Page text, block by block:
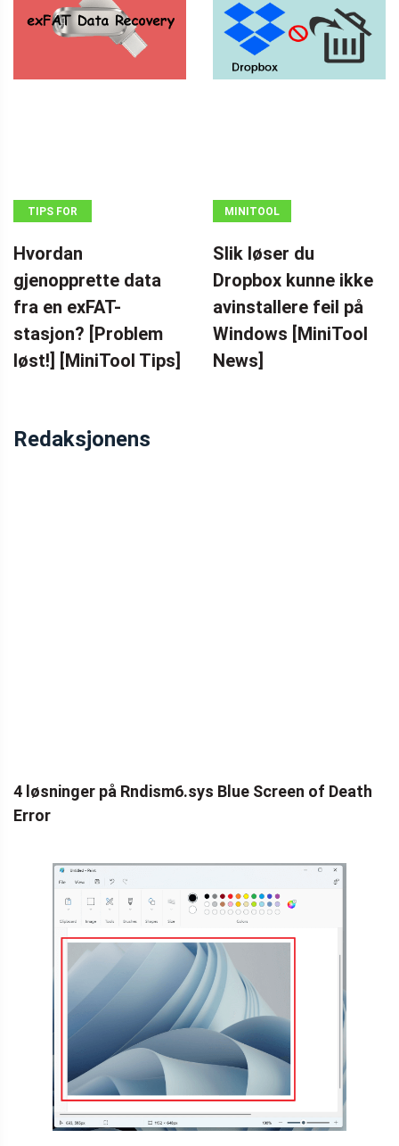
TIPS FOR
Hvordan
gjenopprette data
fra en exFAT-
stasjon? [Problem
løst!] [MiniTool Tips]
MINITOOL
Slik løser du
Dropbox kunne ikke
avinstallere feil på
Windows [MiniTool
News]
Redaksjonens
4 løsninger på Rndism6.sys Blue Screen of Death
Error